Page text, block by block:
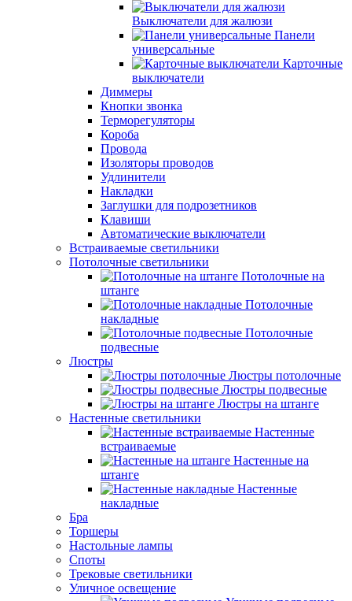
Выключатели для жалюзи
Панели
универсальные
Карточные
выключатели
Диммеры
Кнопки звонка
Терморегуляторы
Короба
Провода
Изоляторы проводов
Удлинители
Накладки
Заглушки для подрозетников
Клавиши
Автоматические выключатели
Встраиваемые светильники
Потолочные светильники
Потолочные на
штанге
Потолочные
накладные
Потолочные
подвесные
Люстры
Люстры потолочные
Люстры подвесные
Люстры на штанге
Настенные светильники
Настенные
встраиваемые
Настенные на
штанге
Настенные
накладные
Бра
Торшеры
Настольные лампы
Споты
Трековые светильники
Уличное освещение